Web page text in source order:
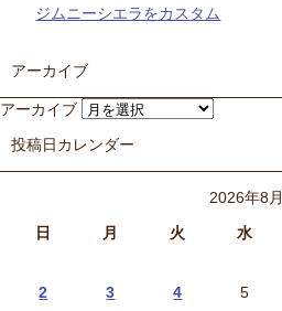
ジムニーシエラをカスタム
アーカイブ
アーカイブ
投稿日カレンダー
2026年8月
日
月 火 水
2
3 4 5